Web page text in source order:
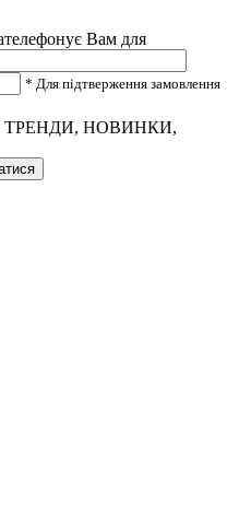
Вам для
* Для підтверження замовлення
ТРЕНДИ, НОВИНКИ,